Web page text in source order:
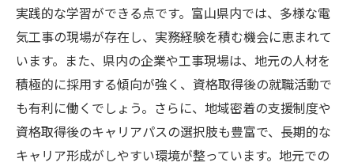
実践的な学習ができる点です。富山県内では、多様な電
気工事の現場が存在し、実務経験を積む機会に恵まれて
います。また、県内の企業や工事現場は、地元の人材を
積極的に採用する傾向が強く、資格取得後の就職活動で
も有利に働くでしょう。さらに、地域密着の支援制度や
資格取得後のキャリアパスの選択肢も豊富で、長期的な
キャリア形成がしやすい環境が整っています。地元での